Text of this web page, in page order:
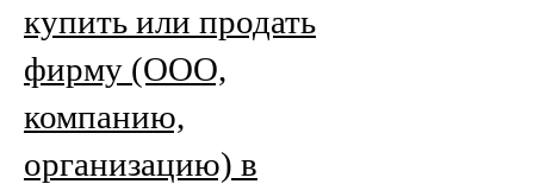
купить или продать
фирму (ООО,
компанию,
организацию) в